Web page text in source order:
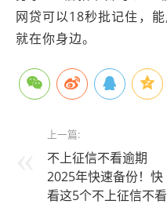
网贷可以18秒批记住，
就在你身边。
上一篇:
不上征信不看逾期
2025年快速备份！快
看这5个​不上征信不看